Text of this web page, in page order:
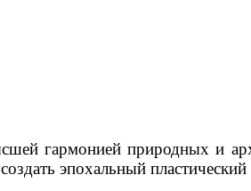
гармонией природных и
эпохальный